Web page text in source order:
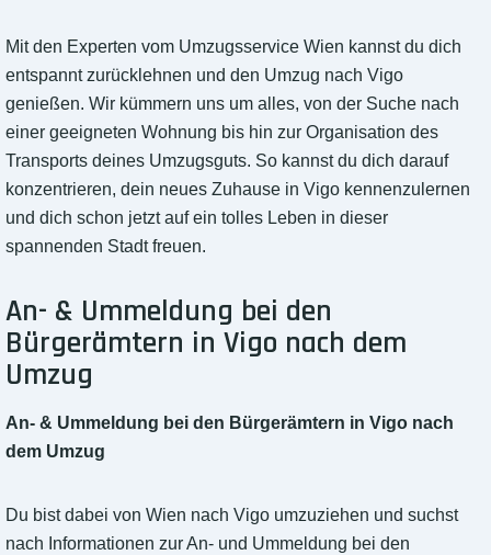
Mit den Experten vom Umzugsservice Wien kannst du dich
entspannt zurücklehnen und den Umzug nach Vigo
genießen. Wir kümmern uns um alles, von der Suche nach
einer geeigneten Wohnung bis hin zur Organisation des
Transports deines Umzugsguts. So kannst du dich darauf
konzentrieren, dein neues Zuhause in Vigo kennenzulernen
und dich schon jetzt auf ein tolles Leben in dieser
spannenden Stadt freuen.
An- & Ummeldung bei den
Bürgerämtern in Vigo nach dem
Umzug
An- & Ummeldung bei den Bürgerämtern in Vigo nach
dem Umzug
Du bist dabei von Wien nach Vigo umzuziehen und suchst
nach Informationen zur An- und Ummeldung bei den